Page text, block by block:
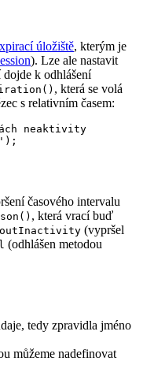
úložiště, kterým je
). Lze ale nastavit
k odhlášení
, která se volá
s relativním časem:
neaktivity
časového intervalu
, která vrací buď
(vypršel
(odhlášen metodou
tedy zpravidla jméno
můžeme nadefinovat